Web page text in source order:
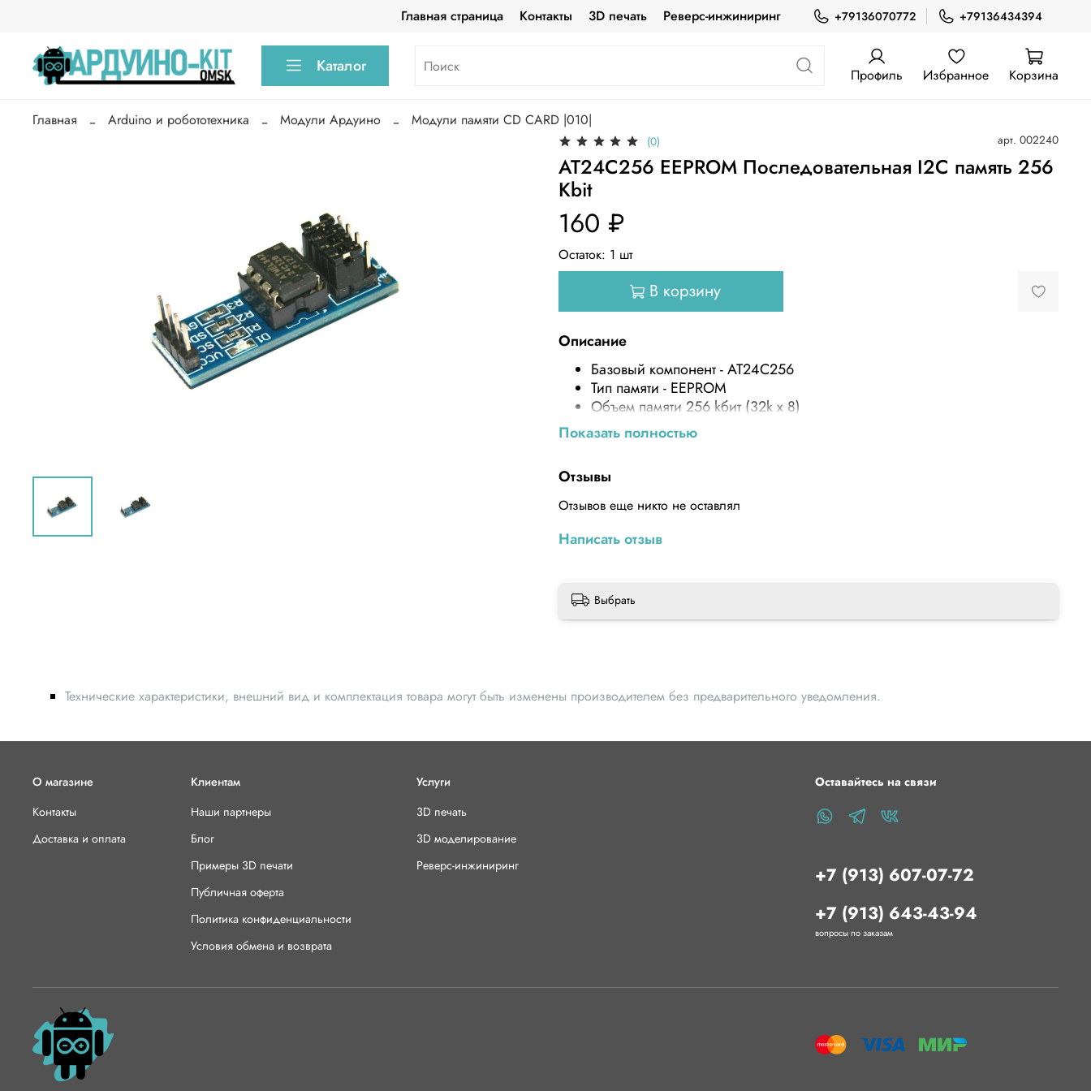
Главная страница Контакты 3D печать Реверс-инжиниринг +79136070772 +79136434394
Каталог Профиль Избранное Корзина
Главная Arduino и робототехника Модули Ардуино Модули памяти CD CARD |010|
(0) арт. 002240
AT24C256 EEPROM Последовательная I2C память 256
Kbit
160 ₽
Остаток: 1 шт
В корзину
Описание
Базовый компонент - AT24C256
Тип памяти - EEPROM
Объем памяти 256 kбит (32k x 8)
Максимальная тактовая частота (скорость) 1 мгц
Интерфейс I2C
Рабочая температура, °C -40…+85
Показать полностью
Отзывы
Отзывов еще никто не оставлял
Написать отзыв
Выбрать
Технические характеристики, внешний вид и комплектация товара могут быть изменены производителем без предварительного уведомления.
О магазине
Контакты
Доставка и оплата
Клиентам
Наши партнеры
Блог
Примеры 3D печати
Публичная оферта
Политика конфиденциальности
Условия обмена и возврата
Услуги
3D печать
3D моделирование
Реверс-инжиниринг
Оставайтесь на связи
+7 (913) 607-07-72
+7 (913) 643-43-94
вопросы по заказам